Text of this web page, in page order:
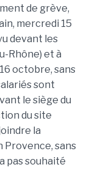
de grève,
mercredi 15
devant les
Rhône) et à
octobre, sans
sont
le siège du
du site
la
Provence, sans
pas souhaité